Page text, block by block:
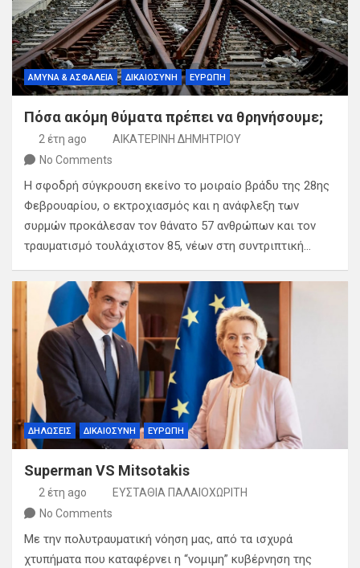
ΑΜΥΝΑ & ΑΣΦΑΛΕΙΑ ΔΙΚΑΙΟΣΥΝΗ ΕΥΡΩΠΗ
Πόσα ακόμη θύματα πρέπει να θρηνήσουμε;
2 έτη ago
ΑΙΚΑΤΕΡΙΝΗ ΔΗΜΗΤΡΙΟΥ
No Comments
Η σφοδρή σύγκρουση εκείνο το μοιραίο βράδυ της 28ης
Φεβρουαρίου, ο εκτροχιασμός και η ανάφλεξη των
συρμών προκάλεσαν τον θάνατο 57 ανθρώπων και τον
τραυματισμό τουλάχιστον 85, νέων στη συντριπτική…
ΔΗΛΩΣΕΙΣ ΔΙΚΑΙΟΣΥΝΗ ΕΥΡΩΠΗ
Superman VS Mitsotakis
2 έτη ago
ΕΥΣΤΑΘΙΑ ΠΑΛΑΙΟΧΩΡΙΤΗ
No Comments
Με την πολυτραυματική νόηση μας, από τα ισχυρά
χτυπήματα που καταφέρνει η “νομιμη” κυβέρνηση της